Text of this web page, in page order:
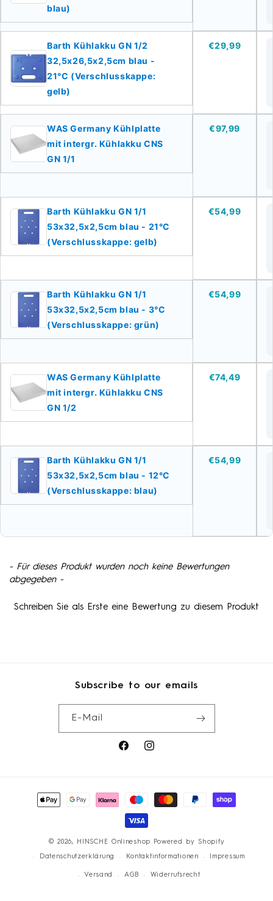
blau)
Barth Kühlakku GN 1/2
32,5x26,5x2,5cm blau -
21°C (Verschlusskappe:
gelb)
€29,99
WAS Germany Kühlplatte
mit intergr. Kühlakku CNS
GN 1/1
€97,99
Barth Kühlakku GN 1/1
53x32,5x2,5cm blau - 21°C
(Verschlusskappe: gelb)
€54,99
Barth Kühlakku GN 1/1
53x32,5x2,5cm blau - 3°C
(Verschlusskappe: grün)
€54,99
WAS Germany Kühlplatte
mit intergr. Kühlakku CNS
GN 1/2
€74,49
Barth Kühlakku GN 1/1
53x32,5x2,5cm blau - 12°C
(Verschlusskappe: blau)
€54,99
- Für dieses Produkt wurden noch keine Bewertungen
abgegeben -
Schreiben Sie als Erste eine Bewertung zu diesem Produkt
New content loaded
Subscribe to our emails
E-Mail
FacebookInstagram
Zahlungsmethoden
© 2026, HINSCHE Onlineshop Powered by Shopify
Datenschutzerklärung Kontaktinformationen Impressum
Versand AGB Widerrufsrecht